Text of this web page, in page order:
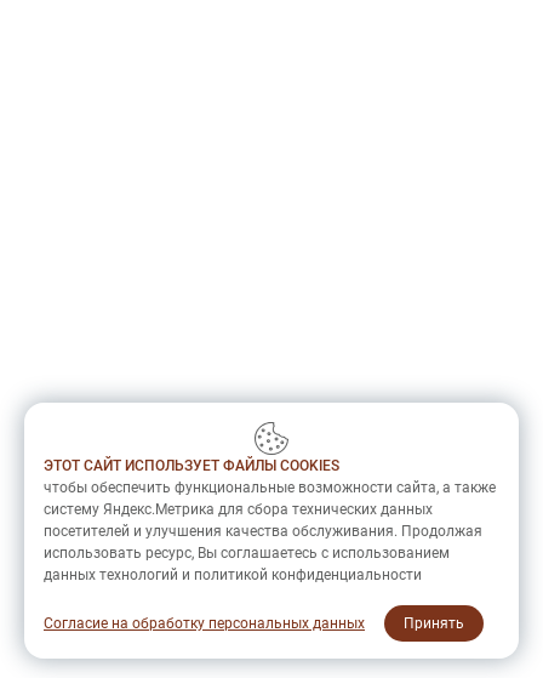
Политика конфиденциальности
ЭТОТ САЙТ ИСПОЛЬЗУЕТ ФАЙЛЫ COOKIES
чтобы обеспечить функциональные возможности сайта, а также
систему Яндекс.Метрика для сбора технических данных
посетителей и улучшения качества обслуживания. Продолжая
использовать ресурс, Вы соглашаетесь с использованием
данных технологий и политикой конфиденциальности
Согласие на обработку персональных данных Принять